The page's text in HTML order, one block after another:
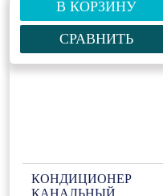
В КОРЗИНУ
СРАВНИТЬ
КОНДИЦИОНЕР
КАНАЛЬНЫЙ